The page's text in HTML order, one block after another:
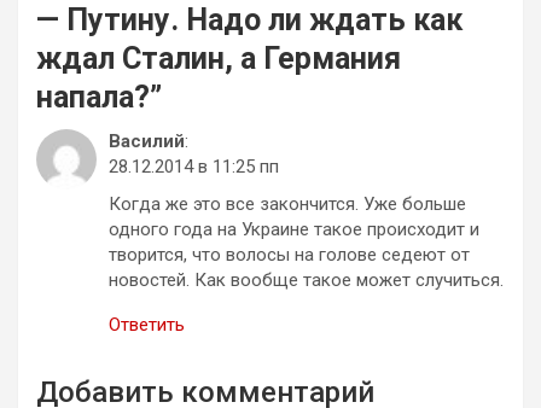
— Путину. Надо ли ждать как
ждал Сталин, а Германия
напала?”
Василий:
28.12.2014 в 11:25 пп
Когда же это все закончится. Уже больше
одного года на Украине такое происходит и
творится, что волосы на голове седеют от
новостей. Как вообще такое может случиться.
Ответить
Добавить комментарий